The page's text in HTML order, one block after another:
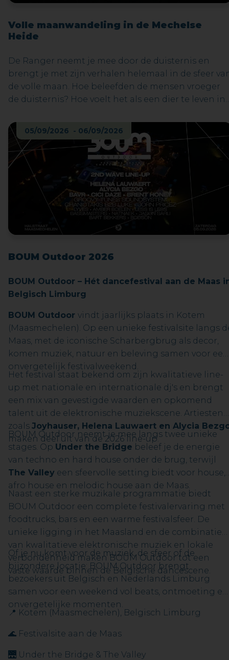
Volle maanwandeling in de Mechelse
Heide
De Ranger neemt je mee door de duisternis en
brengt je met zijn verhalen helemaal in de sfeer
de volle maan. Hoe beleefden de mensen vroeger
de duisternis? Hoe voelt het als een dier te leven in
horen? Deze en vele andere vragen worden
beantwoord op de wandeling. Een zaklantaarn
mag je meenemen, maar slechts in noodgevallen
gebruiken.
05/09/2026 - 06/09/2026
BOUM Outdoor 2026
BOUM Outdoor – Hét dancefestival aan de Maas
Belgisch Limburg
BOUM Outdoor vindt jaarlijks plaats in Kotem
(Maasmechelen). Op een unieke festivalsite langs
Maas, met de iconische Scharbergbrug als decor,
komen muziek, natuur en beleving samen voor een
onvergetelijk festivalweekend.
Het festival staat bekend om zijn kwalitatieve line-
up met nationale en internationale dj's en brengt
een mix van gevestigde waarden en opkomend
talent uit de elektronische muziekscene. Artiesten
zoals Joyhauser, Helena Lauwaert en Alycia
maken deel uit van de 2026 line-up.
BOUM Outdoor neemt je mee langs twee unieke
stages. Op Under the Bridge beleef je de energie
van techno en hard house onder de brug, terwijl
The Valley een sfeervolle setting biedt voor house,
afro house en melodic house aan de Maas.
Naast een sterke muzikale programmatie biedt
BOUM Outdoor een complete festivalervaring met
foodtrucks, bars en een warme festivalsfeer. De
unieke ligging in het Maasland en de combinatie
van kwalitatieve elektronische muziek en lokale
verbondenheid maken BOUM Outdoor tot een
vaste waarde binnen de Belgische dancescene.
Of je nu komt voor de muziek, de sfeer of de
bijzondere locatie: BOUM Outdoor brengt
bezoekers uit Belgisch en Nederlands Limburg
samen voor een weekend vol beats, ontmoeting en
onvergetelijke momenten.
📍 Kotem (Maasmechelen), Belgisch Limburg
🌊 Festivalsite aan de Maas
🌉 Under the Bridge & The Valley